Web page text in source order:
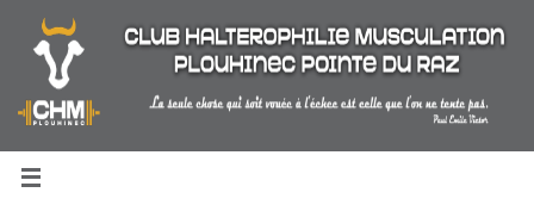
contenu